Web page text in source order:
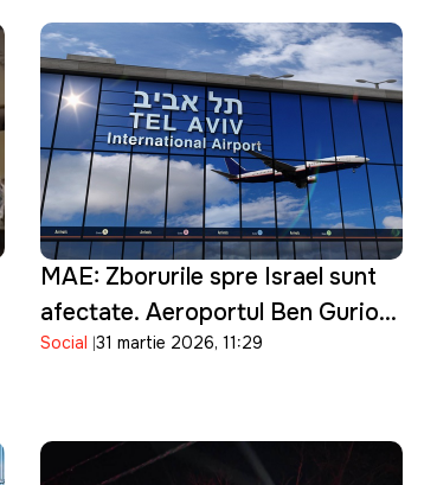
MAE: Zborurile spre Israel sunt
afectate. Aeroportul Ben Gurion
rămâne închis până la 16 aprilie
Social 31 martie 2026, 11:29